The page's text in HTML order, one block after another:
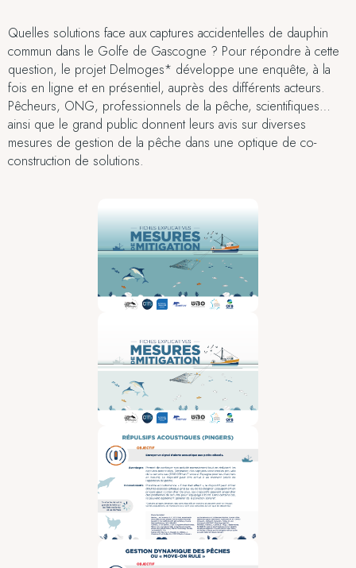
Quelles solutions face aux captures accidentelles de dauphin
commun dans le Golfe de Gascogne ? Pour répondre à cette
question, le projet Delmoges* développe une enquête, à la
fois en ligne et en présentiel, auprès des différents acteurs.
Pêcheurs, ONG, professionnels de la pêche, scientifiques…
ainsi que le grand public donnent leurs avis sur diverses
mesures de gestion de la pêche dans une optique de co-
construction de solutions.